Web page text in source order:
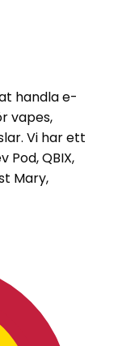
handla e-
vapes,
Vi har ett
Pod, QBIX,
Mary,